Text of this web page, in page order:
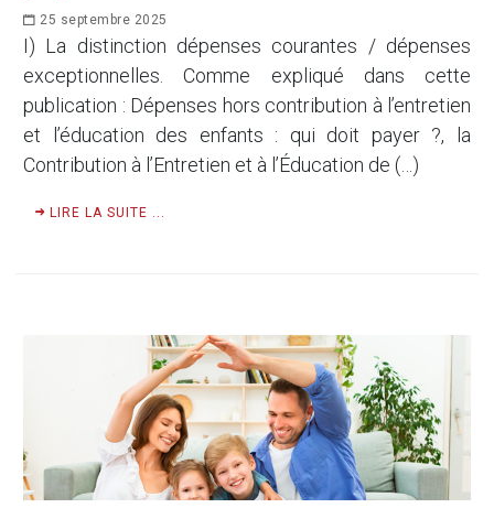
25 septembre 2025
I) La distinction dépenses courantes / dépenses
exceptionnelles. Comme expliqué dans cette
publication : Dépenses hors contribution à l’entretien
et l’éducation des enfants : qui doit payer ?, la
Contribution à l’Entretien et à l’Éducation de (…)
LIRE LA SUITE ...